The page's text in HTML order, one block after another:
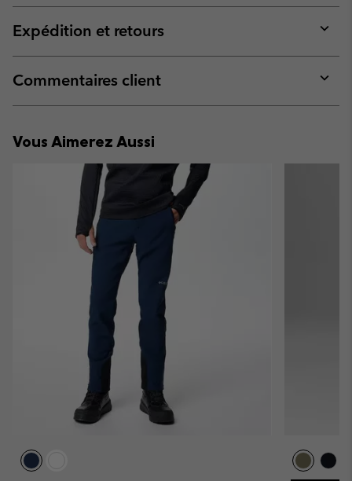
or
Expédition et retours
or
Commentaires client
or
Vous Aimerez Aussi